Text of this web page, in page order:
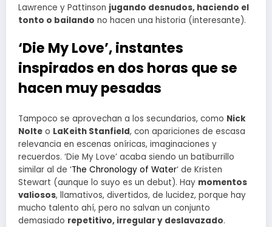
Lawrence y Pattinson jugando desnudos, haciendo el
tonto o bailando no hacen una historia (interesante).
‘Die My Love’, instantes
inspirados en dos horas que se
hacen muy pesadas
Tampoco se aprovechan a los secundarios, como Nick
Nolte o LaKeith Stanfield, con apariciones de escasa
relevancia en escenas oníricas, imaginaciones y
recuerdos. ‘Die My Love’ acaba siendo un batiburrillo
similar al de ‘The Chronology of Water‘ de Kristen
Stewart (aunque lo suyo es un debut). Hay momentos
valiosos, llamativos, divertidos, de lucidez, porque hay
mucho talento ahí, pero no salvan un conjunto
demasiado repetitivo, irregular y deslavazado.